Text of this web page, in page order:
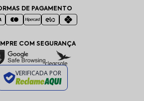
DE PAGAMENTO
COM SEGURANÇA
VERIFICADA POR